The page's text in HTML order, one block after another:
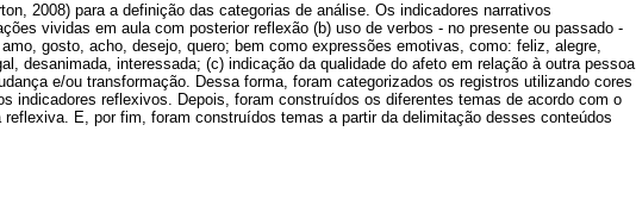
2008) para a definição das categorias de análise. Os indicadores narrativos
vividas em aula com posterior reflexão (b) uso de verbos - no presente ou passado -
gosto, acho, desejo, quero; bem como expressões emotivas, como: feliz, alegre,
desanimada, interessada; (c) indicação da qualidade do afeto em relação à outra pessoa
e/ou transformação. Dessa forma, foram categorizados os registros utilizando cores
indicadores reflexivos. Depois, foram construídos os diferentes temas de acordo com o
E, por fim, foram construídos temas a partir da delimitação desses conteúdos